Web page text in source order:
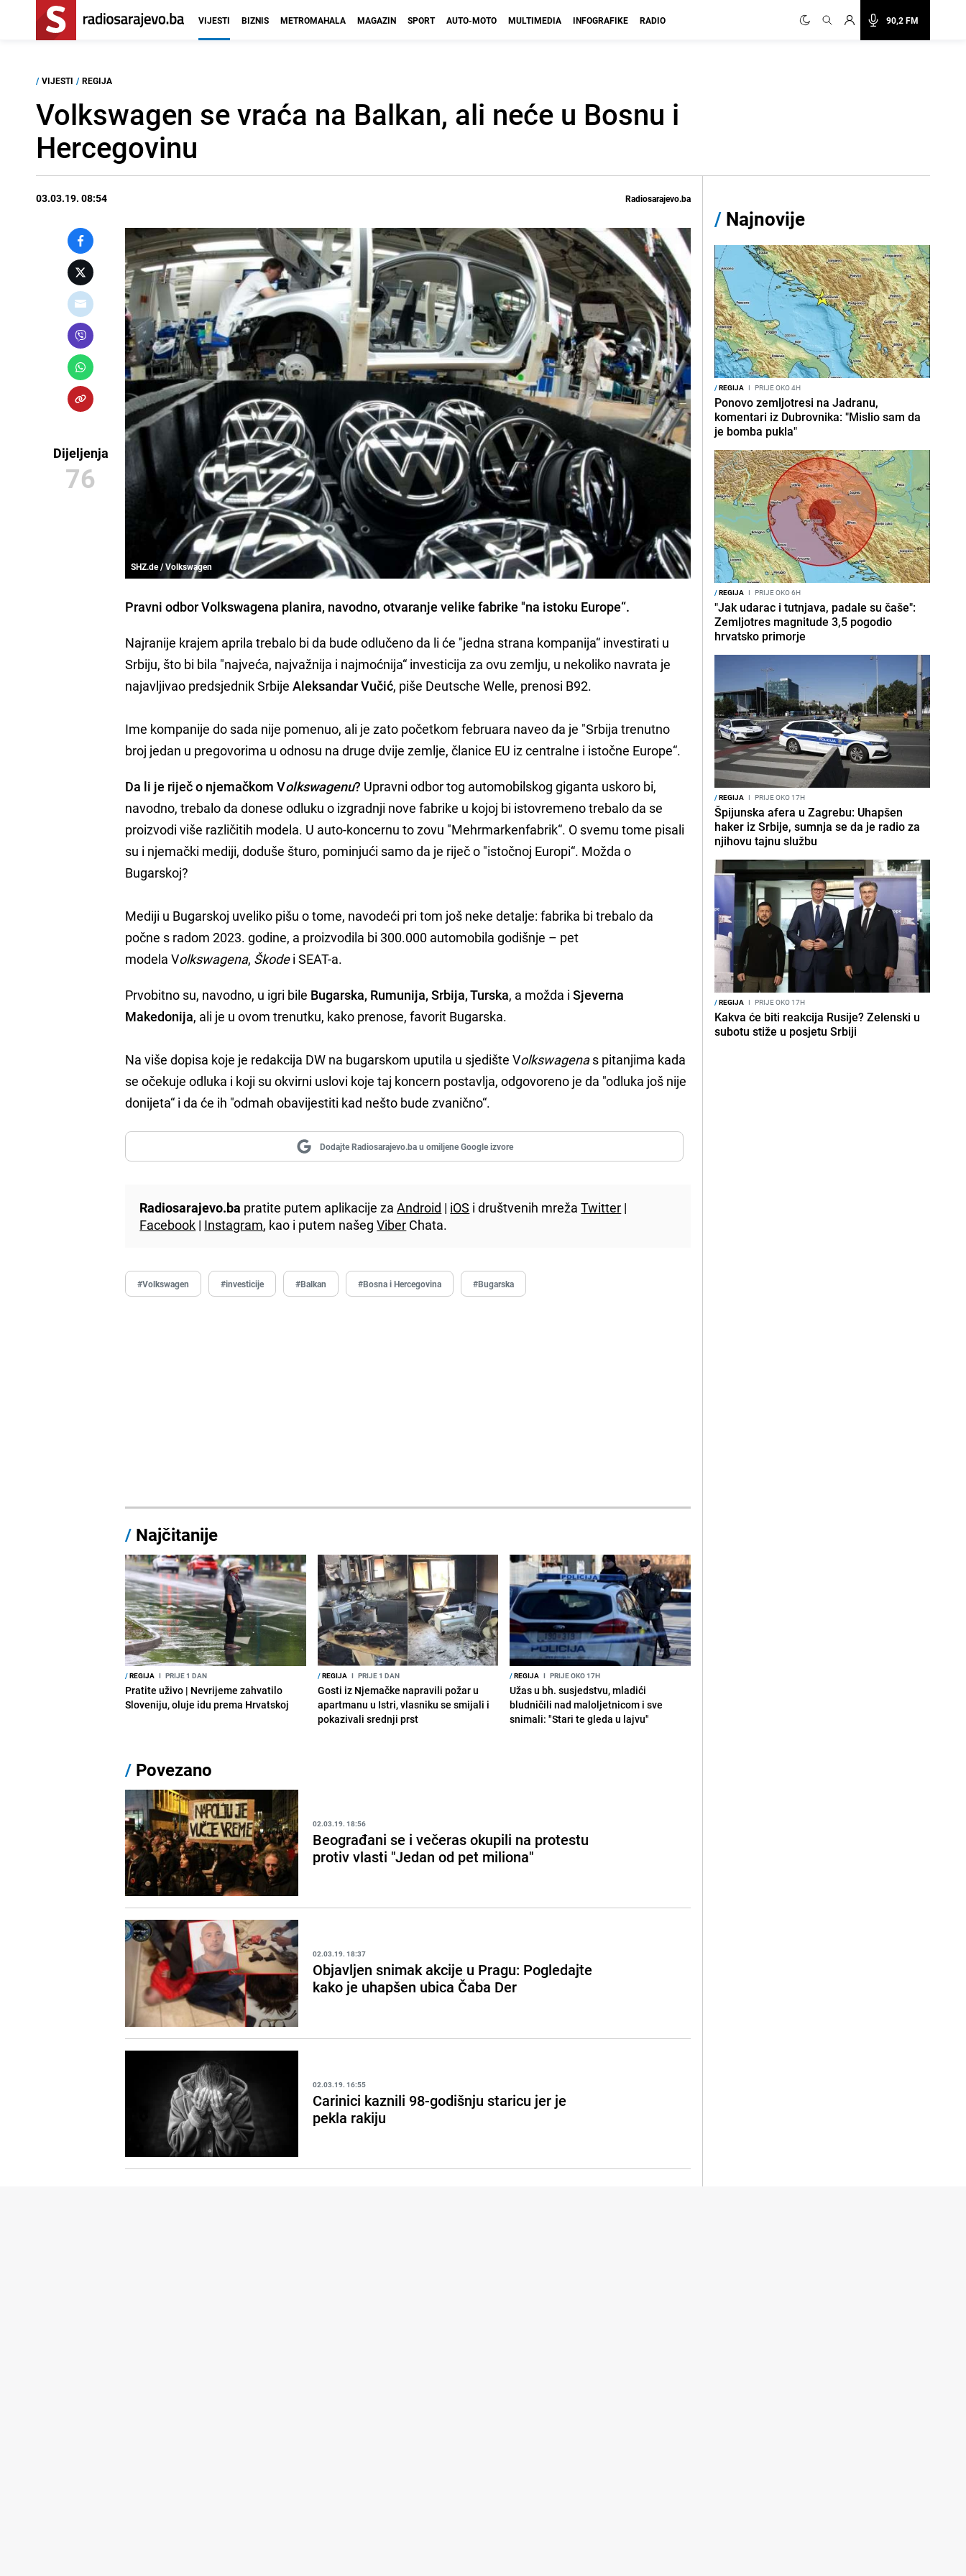
90,2 FM
VIJESTI BIZNIS METROMAHALA MAGAZIN SPORT AUTO-MOTO MULTIMEDIA INFOGRAFIKE RADIO
/ VIJESTI / REGIJA
Volkswagen se vraća na Balkan, ali neće u Bosnu i
Hercegovinu
03.03.19. 08:54 Radiosarajevo.ba
Dijeljenja
76
SHZ.de / Volkswagen
Pravni odborVolkswagena planira, navodno, otvaranje velike fabrike "na istoku Europe“.
Najranije krajem aprila trebalo bi da bude odlučeno da li će "jedna strana kompanija“ investirati u
Srbiju, što bi bila "najveća, najvažnija i najmoćnija“ investicija za ovu zemlju, u nekoliko navrata je
najavljivao predsjednik SrbijeAleksandar Vučić, piše Deutsche Welle, prenosi B92.
Ime kompanije do sada nije pomenuo, ali je zato početkom februara naveo da je "Srbija trenutno
broj jedan u pregovorima u odnosu na druge dvije zemlje, članice EU iz centralne i istočne Europe“.
Da li je riječ o njemačkom Volkswagenu? Upravni odbor tog automobilskog giganta uskoro bi,
navodno, trebalo da donese odluku o izgradnji nove fabrike u kojoj bi istovremeno trebalo da se
proizvodi više različitih modela. U auto-koncernu to zovu "Mehrmarkenfabrik“. O svemu tome pisali
su i njemački mediji, doduše šturo, pominjući samo da je riječ o "istočnoj Europi“. Možda o
Bugarskoj?
Mediji u Bugarskoj uveliko pišu o tome, navodeći pri tom još neke detalje: fabrika bi trebalo da
počne s radom 2023. godine, a proizvodila bi 300.000 automobila godišnje – pet
modela Volkswagena, Škodei SEAT-a.
Prvobitno su, navodno, u igri bile Bugarska, Rumunija, Srbija, Turska, a možda iSjeverna
Makedonija, ali je u ovom trenutku, kako prenose, favorit Bugarska.
Na više dopisa koje je redakcija DW na bugarskom uputila u sjedište Volkswagenas pitanjima kada
se očekuje odluka i koji su okvirni uslovi koje taj koncern postavlja, odgovoreno je da "odluka još nije
donijeta“ i da će ih "odmah obavijestiti kad nešto bude zvanično“.
Dodajte Radiosarajevo.ba u omiljene Google izvore
Radiosarajevo.ba pratite putem aplikacije zaAndroid | iOS i društvenih mrežaTwitter |
Facebook | Instagram, kao i putem našegViber Chata.
#Volkswagen #investicije #Balkan #Bosna i Hercegovina #Bugarska
/ Najčitanije
/REGIJA I PRIJE 1 DAN
Pratite uživo | Nevrijeme zahvatilo
Sloveniju, oluje idu prema Hrvatskoj
/REGIJA I PRIJE 1 DAN
Gosti iz Njemačke napravili požar u
apartmanu u Istri, vlasniku se smijali i
pokazivali srednji prst
/REGIJA I PRIJE OKO 17H
Užas u bh. susjedstvu, mladići
bludničili nad maloljetnicom i sve
snimali: "Stari te gleda u lajvu"
/ Povezano
02.03.19. 18:56
Beograđani se i večeras okupili na protestu
protiv vlasti "Jedan od pet miliona"
02.03.19. 18:37
Objavljen snimak akcije u Pragu: Pogledajte
kako je uhapšen ubica Čaba Der
02.03.19. 16:55
Carinici kaznili 98-godišnju staricu jer je
pekla rakiju
/ Najnovije
/REGIJA I PRIJE OKO 4H
Ponovo zemljotresi na Jadranu,
komentari iz Dubrovnika: "Mislio sam da
je bomba pukla"
/REGIJA I PRIJE OKO 6H
"Jak udarac i tutnjava, padale su čaše":
Zemljotres magnitude 3,5 pogodio
hrvatsko primorje
/REGIJA I PRIJE OKO 17H
Špijunska afera u Zagrebu: Uhapšen
haker iz Srbije, sumnja se da je radio za
njihovu tajnu službu
/REGIJA I PRIJE OKO 17H
Kakva će biti reakcija Rusije? Zelenski u
subotu stiže u posjetu Srbiji